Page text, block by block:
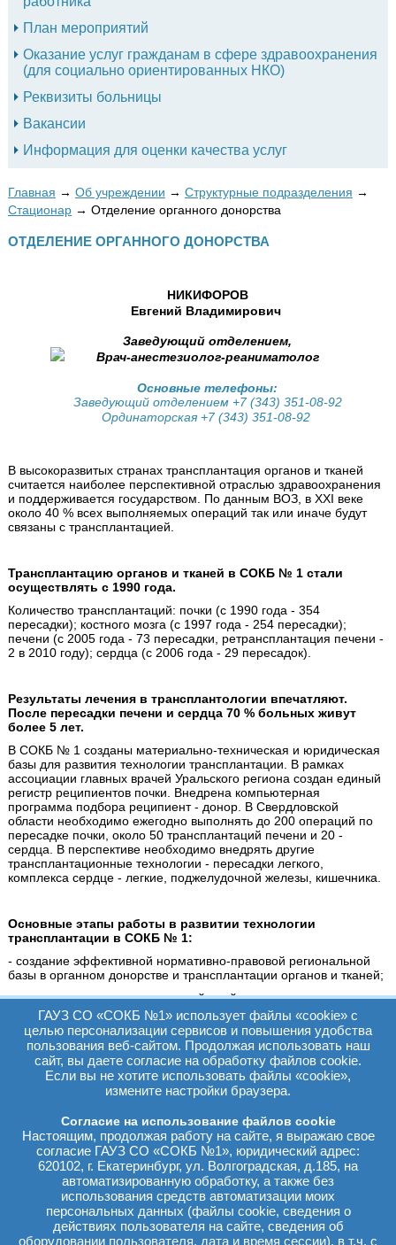
План мероприятий
Оказание услуг гражданам в сфере здравоохранения
(для социально ориентированных НКО)
Реквизиты больницы
Вакансии
Информация для оценки качества услуг
Главная → Об учреждении → Структурные подразделения →
Стационар → Отделение органного донорства
ОТДЕЛЕНИЕ ОРГАННОГО ДОНОРСТВА
НИКИФОРОВ
Евгений Владимирович
Заведующий отделением,
Врач-анестезиолог-реаниматолог
Основные телефоны:
Заведующий отделением +7(343) 351-08-92
Ординаторская +7(343) 351-08-92
В высокоразвитых странах трансплантация органов и тканей
считается наиболее перспективной отраслью здравоохранения
и поддерживается государством. По данным ВОЗ, в XXI веке
около 40 % всех выполняемых операций так или иначе будут
связаны с трансплантацией.
Трансплантацию органов и тканей в СОКБ № 1 стали
осуществлять с 1990 года.
Количество трансплантаций: почки (с 1990 года - 354
пересадки); костного мозга (с 1997 года - 254 пересадки);
печени (с 2005 года - 73 пересадки, ретрансплантация печени -
2 в 2010 году); сердца (с 2006 года - 29 пересадок).
Результаты лечения в трансплантологии впечатляют.
После пересадки печени и сердца 70 % больных живут
более 5 лет.
В СОКБ № 1 созданы материально-техническая и юридическая
базы для развития технологии трансплантации. В рамках
ассоциации главных врачей Уральского региона создан единый
регистр реципиентов почки. Внедрена компьютерная
программа подбора реципиент - донор. В Свердловской
области необходимо ежегодно выполнять до 200 операций по
пересадке почки, около 50 трансплантаций печени и 20 -
сердца. В перспективе необходимо внедрять другие
трансплантационные технологии - пересадки легкого,
комплекса сердце - легкие, поджелудочной железы, кишечника.
Основные этапы работы в развитии технологии
трансплантации в СОКБ № 1:
- создание эффективной нормативно-правовой региональной
базы в органном донорстве и трансплантации органов и тканей;
- введение новых алгоритмов действий трансплантационных
координаторов и взаимодействие с отделением органного
донорства ГАУЗ СО «СОКБ № 1»;
- проведение семинаров для анестезиологов-реаниматологов,
неврологов и нейрохирургов по актуальным проблемам
органного донорства и трансплантации;
- создание механизмов правовой защиты медицинских
сотрудников, участвующих в работе по органному донорству и
трансплантации.
Руководит отделением органного донорства кандидат
медицинских наук Игорь Юрьевич Серебряков.
* * *
26 октября 1954 года молодой мужчина Ричард Херик
ГАУЗ СО «СОКБ №1» использует файлы «cookie» с
целью персонализации сервисов и повышения удобства
пользования веб-сайтом. Продолжая использовать наш
сайт, вы даете согласие на обработку файлов cookie.
Если вы не хотите использовать файлы «cookie»,
измените настройки браузера.
Согласие на использование файлов cookie
Настоящим, продолжая работу на сайте, я выражаю свое
согласие ГАУЗ СО «СОКБ №1», юридический адрес:
620102, г. Екатеринбург, ул. Волгоградская, д.185, на
автоматизированную обработку, а также без
использования средств автоматизации моих
персональных данных (файлы cookie, сведения о
действиях пользователя на сайте, сведения об
оборудовании пользователя, дата и время сессии), в т.ч. с